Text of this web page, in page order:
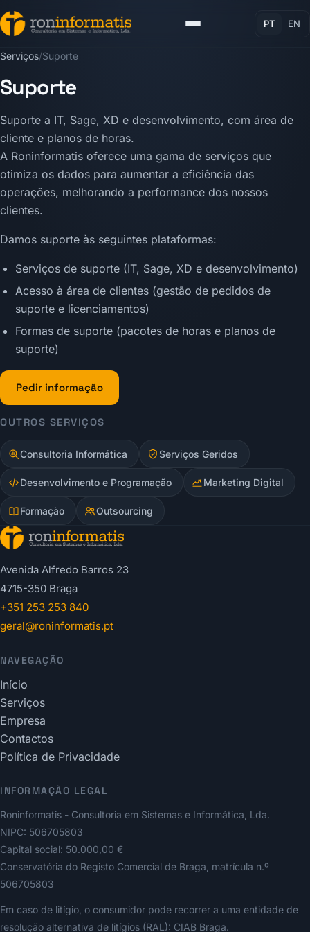
Contactos
PT EN
Serviços/Suporte
Suporte
Suporte a IT, Sage, XD e desenvolvimento, com área de
cliente e planos de horas.
A Roninformatis oferece uma gama de serviços que
otimiza os dados para aumentar a eficiência das
operações, melhorando a performance dos nossos
clientes.
Damos suporte às seguintes plataformas:
Serviços de suporte (IT, Sage, XD e desenvolvimento)
Acesso à área de clientes (gestão de pedidos de
suporte e licenciamentos)
Formas de suporte (pacotes de horas e planos de
suporte)
Pedir informação
OUTROS SERVIÇOS
Consultoria Informática Serviços Geridos
Desenvolvimento e Programação Marketing Digital
Formação Outsourcing
Avenida Alfredo Barros 23
4715-350 Braga
+351 253 253 840
geral@roninformatis.pt
NAVEGAÇÃO
Início
Serviços
Empresa
Contactos
Política de Privacidade
INFORMAÇÃO LEGAL
Roninformatis - Consultoria em Sistemas e Informática, Lda.
NIPC: 506705803
Capital social: 50.000,00 €
Conservatória do Registo Comercial de Braga, matrícula n.º
506705803
Em caso de litígio, o consumidor pode recorrer a uma entidade de
resolução alternativa de litígios (RAL): CIAB Braga.